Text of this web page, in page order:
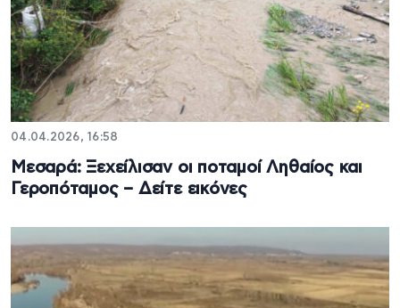
04.04.2026, 16:58
Μεσαρά: Ξεχείλισαν οι ποταμοί Ληθαίος και
Γεροπόταμος – Δείτε εικόνες